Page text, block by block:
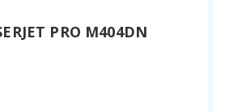
PRO M404DN